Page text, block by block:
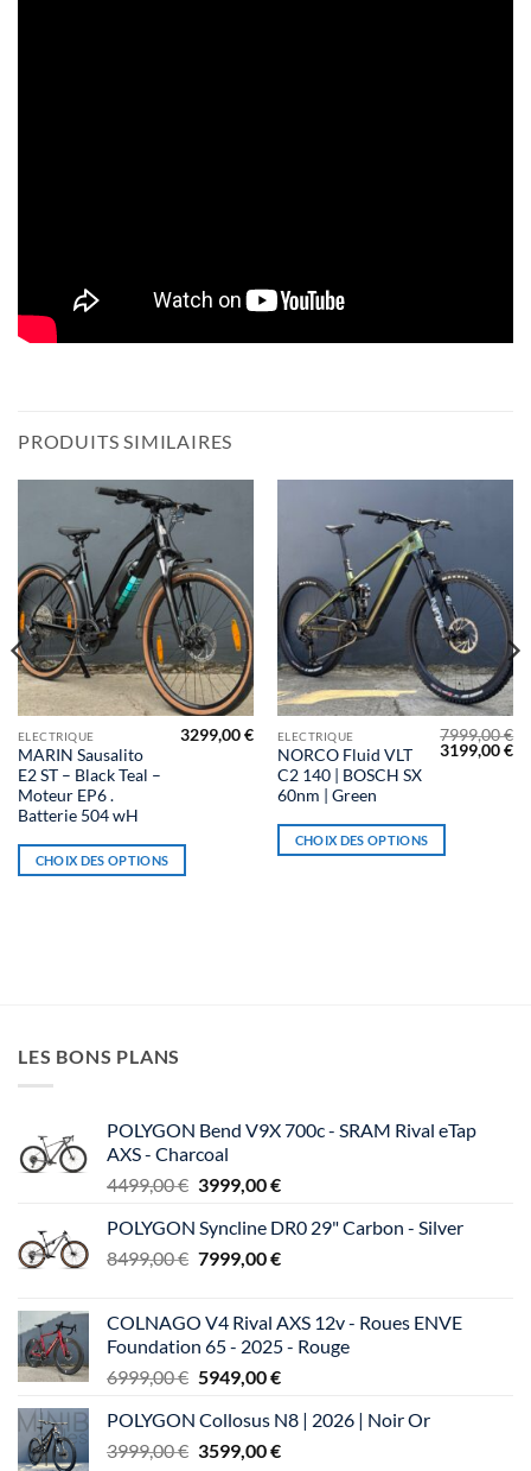
PRODUITS SIMILAIRES
ELECTRIQUE
MARIN Sausalito
E2 ST – Black Teal –
Moteur EP6 .
Batterie 504 wH
3299,00€
CHOIX DES OPTIONS
Ce
produit
a
plusieurs
Les
du
produit
ELECTRIQUE
NORCO Fluid VLT
C2 140 | BOSCH SX
60nm | Green
7999,00€
Le
3199,00€Le
CHOIX DES OPTIONS
Ce
produit
a
variations.
€
LES BONS PLANS
POLYGON Bend V9X 700c - SRAM Rival eTap
AXS - Charcoal
4499,00€ Le
initial
était :
3999,00€Le
actuel
est :
POLYGON Syncline DR0 29" Carbon - Silver
8499,00€ Le
était :
8499,00 €.
7999,00€Le
est :
7999,00 €.
COLNAGO V4 Rival AXS 12v - Roues ENVE
Foundation 65 - 2025 - Rouge
6999,00€ Le
initial
était :
5949,00€Le
actuel
est :
POLYGON Collosus N8 | 2026 | Noir Or
3999,00€ Le
3599,00€Le